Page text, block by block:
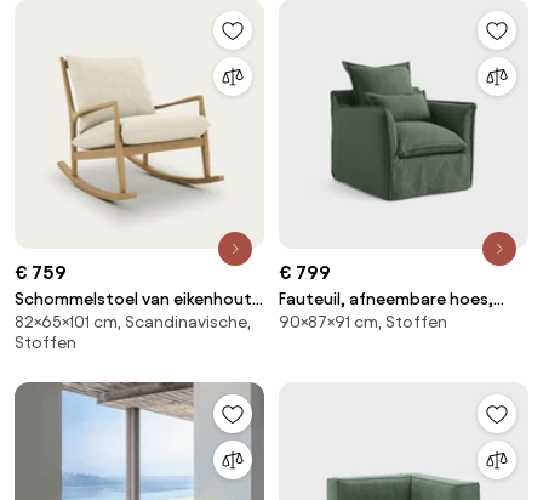
€ 759
Schommelstoel van eikenhout,
fineer en linnen, Dilma
82×65×101 cm, Scandinavische,
Stoffen
€ 799
Fauteuil, afneembare hoes,
polyester, Odna
90×87×91 cm, Stoffen